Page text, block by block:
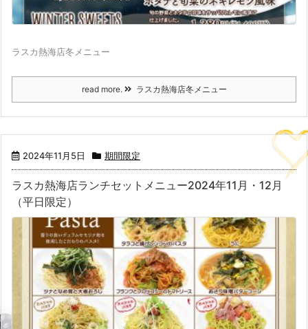
ラスカ熱海店冬メニュー
read more. ラスカ熱海店冬メニュー
2024年11月5日 期間限定
ラスカ熱海店ランチセットメニュー2024年11月・12月
（平日限定）